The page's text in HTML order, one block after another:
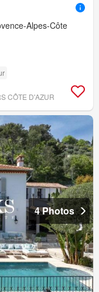
Alpes-Côte
CÔTE D'AZUR
4 Photos